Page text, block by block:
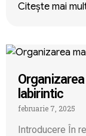
Citește mai
labirintic
februarie 7, 2025
Introducere În